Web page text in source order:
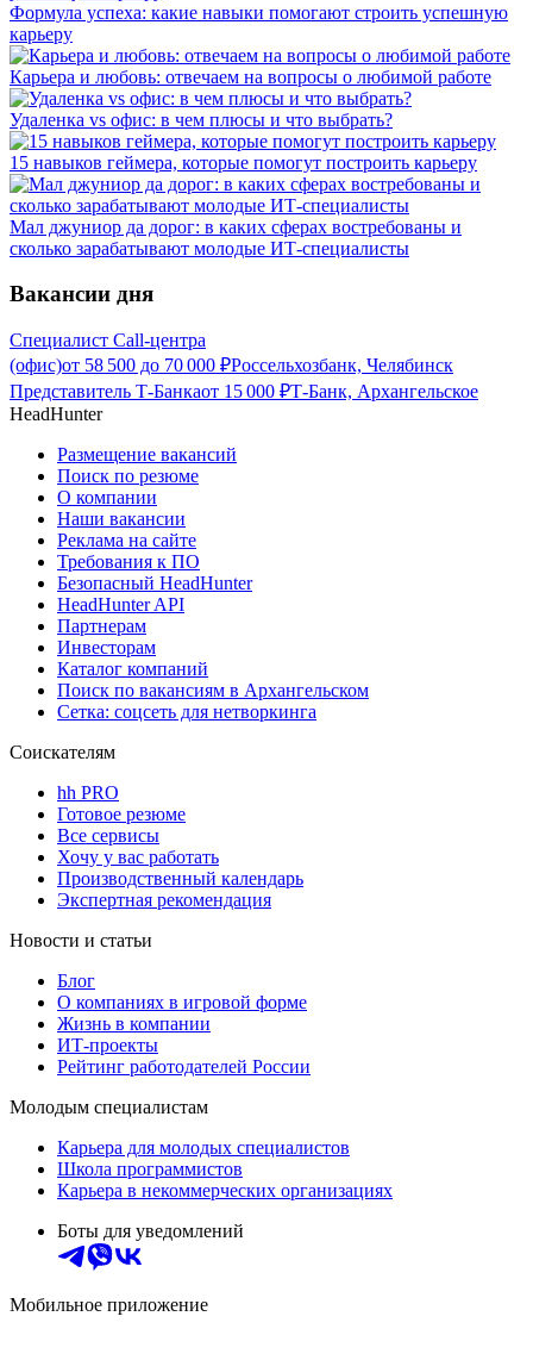
Формула успеха: какие навыки помогают строить успешную
карьеру
Карьера и любовь: отвечаем на вопросы о любимой работе
Удаленка vs офис: в чем плюсы и что выбрать?
15 навыков геймера, которые помогут построить карьеру
Мал джуниор да дорог: в каких сферах востребованы и
сколько зарабатывают молодые ИТ-специалисты
Вакансии дня
Специалист Call-центра
(офис)от 58 500 до 70 000 ₽Россельхозбанк, Челябинск
Представитель Т-Банкаот 15 000 ₽Т-Банк, Архангельское
HeadHunter
Размещение вакансий
Поиск по резюме
О компании
Наши вакансии
Реклама на сайте
Требования к ПО
Безопасный HeadHunter
HeadHunter API
Партнерам
Инвесторам
Каталог компаний
Поиск по вакансиям в Архангельском
Сетка: соцсеть для нетворкинга
Соискателям
hh PRO
Готовое резюме
Все сервисы
Хочу у вас работать
Производственный календарь
Экспертная рекомендация
Новости и статьи
Блог
О компаниях в игровой форме
Жизнь в компании
ИТ-проекты
Рейтинг работодателей России
Молодым специалистам
Карьера для молодых специалистов
Школа программистов
Карьера в некоммерческих организациях
Боты для уведомлений
Мобильное приложение